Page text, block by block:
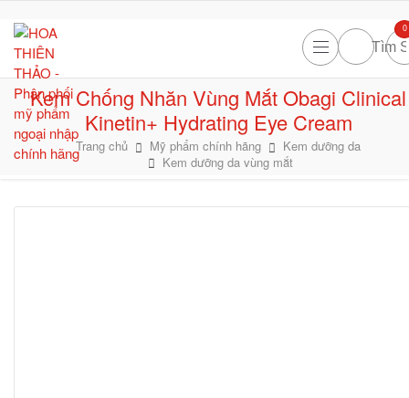
0
Kem Chống Nhăn Vùng Mắt Obagi Clinical
Kinetin+ Hydrating Eye Cream
Trang chủ Mỹ phẩm chính hãng
Kem dưỡng da
Kem dưỡng da vùng mắt